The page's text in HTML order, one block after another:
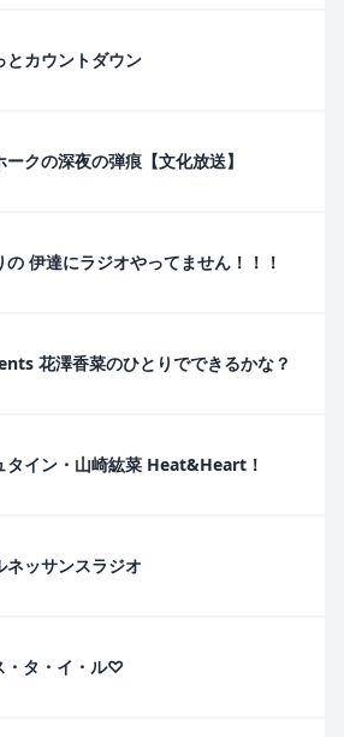
とカウントダウン
ークの深夜の弾痕【文化放送】
の 伊達にラジオやってません！！！
花澤香菜のひとりでできるかな？
タイン・山崎紘菜 Heat&Heart！
ッサンスラジオ
・タ・イ・ル♡